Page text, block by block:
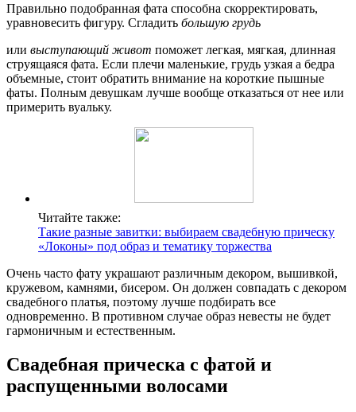
Правильно подобранная фата способна скорректировать,
уравновесить фигуру. Сгладить большую грудь
или выступающий живот поможет легкая, мягкая, длинная
струящаяся фата. Если плечи маленькие, грудь узкая а бедра
объемные, стоит обратить внимание на короткие пышные
фаты. Полным девушкам лучше вообще отказаться от нее или
примерить вуальку.
Читайте также:
Такие разные завитки: выбираем свадебную прическу
«Локоны» под образ и тематику торжества
Очень часто фату украшают различным декором, вышивкой,
кружевом, камнями, бисером. Он должен совпадать с декором
свадебного платья, поэтому лучше подбирать все
одновременно. В противном случае образ невесты не будет
гармоничным и естественным.
Свадебная прическа с фатой и
распущенными волосами